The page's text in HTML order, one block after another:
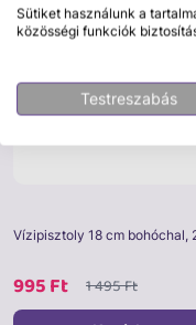
Vízipisztoly 18 cm bohóchal,
995 Ft 1 495 Ft
Saját márkás
Sütiket használunk a
közösségi funkciók
Testreszabás